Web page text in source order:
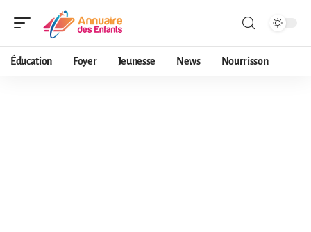
Éducation Foyer Jeunesse News Nourrisson